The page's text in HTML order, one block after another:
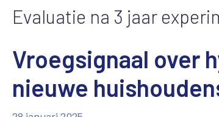
Evaluatie na 3 jaar
Vroegsignaal over
nieuwe